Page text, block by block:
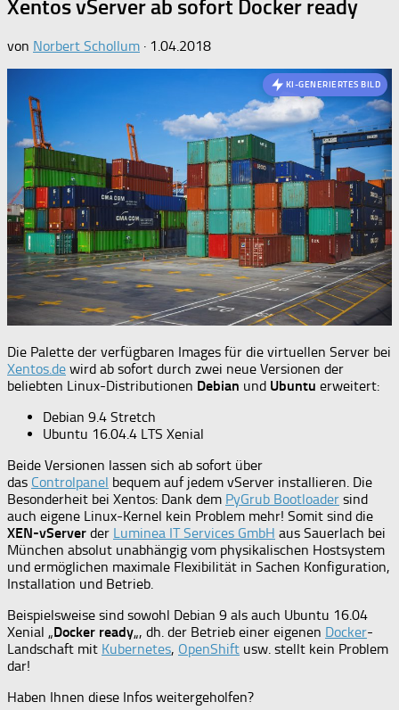
Xentos vServer ab sofort Docker ready
von Norbert Schollum · 1.04.2018
KI-GENERIERTES BILD
Die Palette der verfügbaren Images für die virtuellen Server bei
Xentos.de wird ab sofort durch zwei neue Versionen der
beliebten Linux-Distributionen Debian und Ubuntu erweitert:
Debian 9.4 Stretch
Ubuntu 16.04.4 LTS Xenial
Beide Versionen lassen sich ab sofort über
das Controlpanel bequem auf jedem vServer installieren. Die
Besonderheit bei Xentos: Dank dem PyGrub Bootloader sind
auch eigene Linux-Kernel kein Problem mehr! Somit sind die
XEN-vServer der Luminea IT Services GmbH aus Sauerlach bei
München absolut unabhängig vom physikalischen Hostsystem
und ermöglichen maximale Flexibilität in Sachen Konfiguration,
Installation und Betrieb.
Beispielsweise sind sowohl Debian 9 als auch Ubuntu 16.04
Xenial „Docker ready„, dh. der Betrieb einer eigenen Docker-
Landschaft mit Kubernetes, OpenShift usw. stellt kein Problem
dar!
Haben Ihnen diese Infos weitergeholfen?